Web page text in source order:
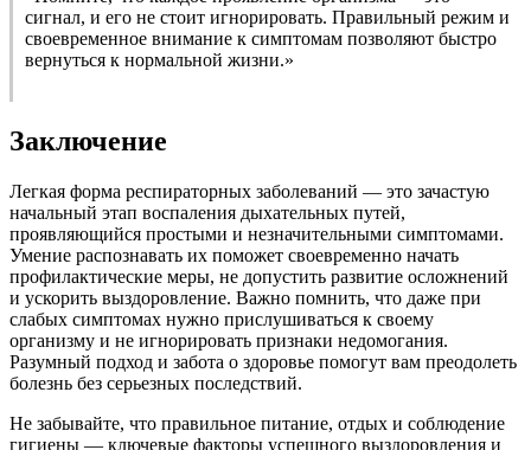
сигнал, и его не стоит игнорировать. Правильный режим и
своевременное внимание к симптомам позволяют быстро
вернуться к нормальной жизни.»
Заключение
Легкая форма респираторных заболеваний — это зачастую
начальный этап воспаления дыхательных путей,
проявляющийся простыми и незначительными симптомами.
Умение распознавать их поможет своевременно начать
профилактические меры, не допустить развитие осложнений
и ускорить выздоровление. Важно помнить, что даже при
слабых симптомах нужно прислушиваться к своему
организму и не игнорировать признаки недомогания.
Разумный подход и забота о здоровье помогут вам преодолеть
болезнь без серьезных последствий.
Не забывайте, что правильное питание, отдых и соблюдение
гигиены — ключевые факторы успешного выздоровления и